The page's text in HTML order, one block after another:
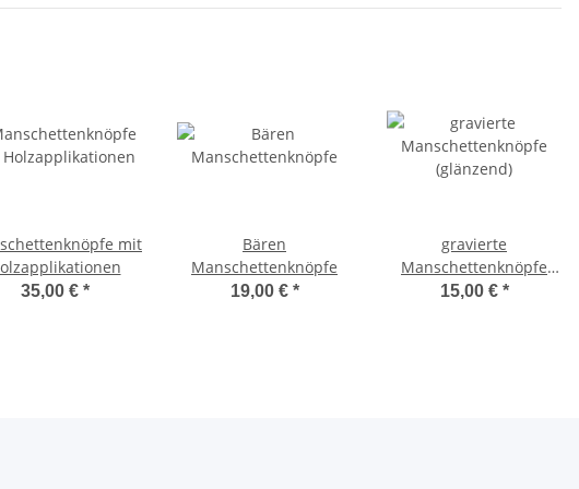
mit
35,00 € *
Bären
Manschettenknöpfe
19,00 € *
gravierte
Manschettenknöpfe
(glänzend)
15,00 € *